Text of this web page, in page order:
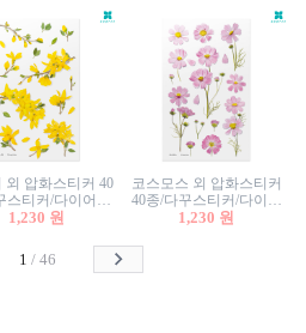
외 압화스티커 40
스티커/다이어리
/꽃스티커/자연물
1,230 원
코스모스 외 압화스티커
40종/다꾸스티커/다이어
리꾸미기/꽃스티커/자연
1,230 원
1 /46